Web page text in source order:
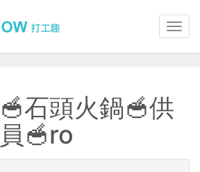
石頭火鍋🥣供
🥣ro